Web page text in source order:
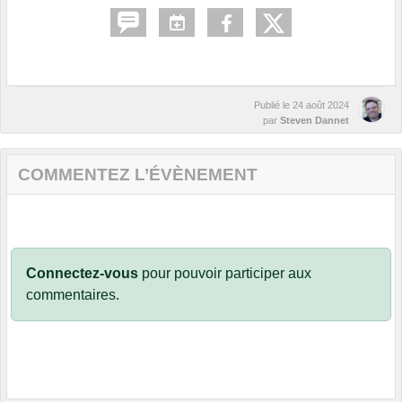
Publié le 24 août 2024
par Steven Dannet
COMMENTEZ L’ÉVÈNEMENT
Connectez-vous pour pouvoir participer aux
commentaires.